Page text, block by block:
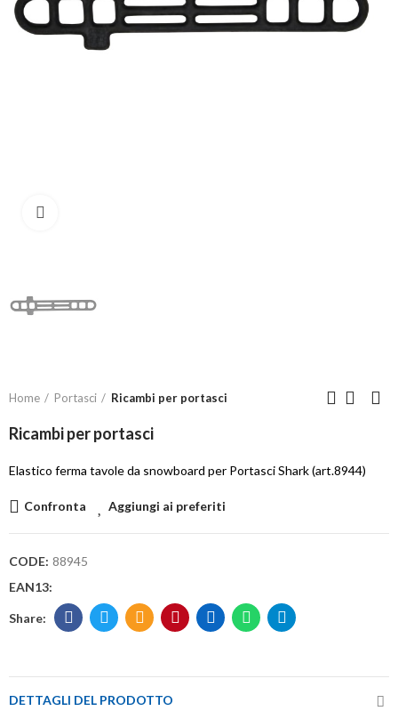
Home Portasci Ricambi per portasci
Ricambi per portasci
Elastico ferma tavole da snowboard per Portasci Shark (art.8944)
Confronta Aggiungi ai preferiti
CODE: 88945
EAN13:
DETTAGLI DEL PRODOTTO